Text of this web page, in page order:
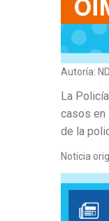
Autoría:
La
casos en
de la
Noticia